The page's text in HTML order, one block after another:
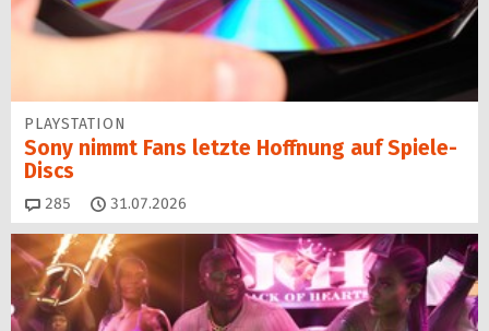
PLAYSTATION
Sony nimmt Fans letzte Hoffnung auf Spiele-
Discs
285 Kommentare
31.07.2026